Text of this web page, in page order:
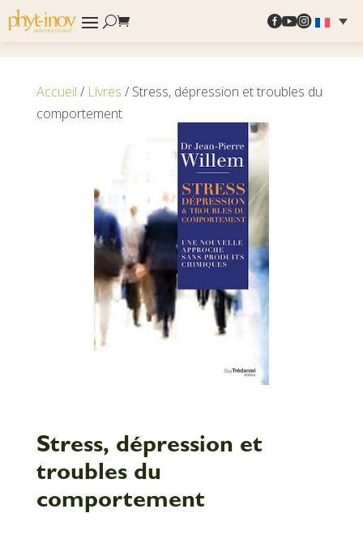

Accueil / Livres / Stress, dépression et troubles du
comportement
Stress, dépression et
troubles du
comportement